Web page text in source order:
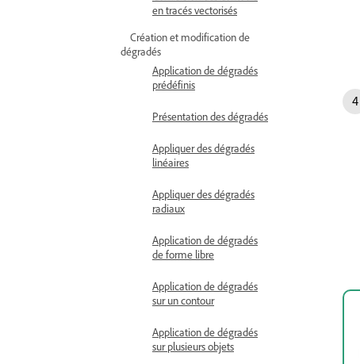
en tracés vectorisés
Création et modification de
dégradés
Application de dégradés
prédéfinis
Présentation des dégradés
Appliquer des dégradés
linéaires
Appliquer des dégradés
radiaux
Application de dégradés
de forme libre
Application de dégradés
sur un contour
Application de dégradés
sur plusieurs objets